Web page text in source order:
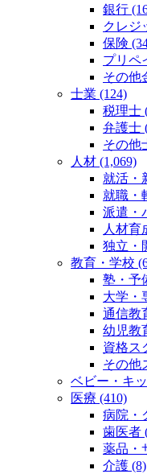
銀行
クレジ
保険
プリペ
その他
士業 (124)
税理士
弁護士
その他
人材 (1,069)
就活・
就職・
派遣・
人材育
独立・
教育・学校
塾・予
大学・
通信教
幼児教
資格ス
その他
ベビー・キ
医療 (410)
病院・
歯医者
薬品・
介護 (8)